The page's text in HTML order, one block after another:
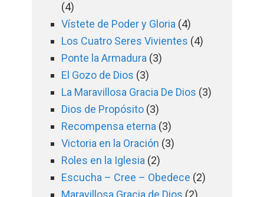
(4)
Vístete de Poder y Gloria (4)
Los Cuatro Seres Vivientes (4)
Ponte la Armadura (3)
El Gozo de Dios (3)
La Maravillosa Gracia De Dios (3)
Dios de Propósito (3)
Recompensa eterna (3)
Victoria en la Oración (3)
Roles en la Iglesia (2)
Escucha – Cree – Obedece (2)